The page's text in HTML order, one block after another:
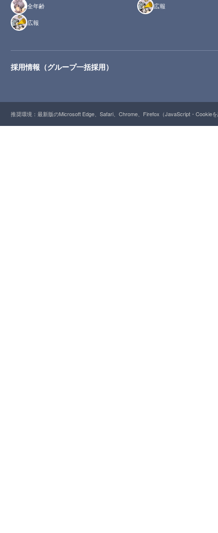
全年齢
広報
広報
採用情報（グループ一括採用）
推奨環境：最新版のMicrosoft Edge、Safari、Chrome、Firefox（JavaScript・Cookie